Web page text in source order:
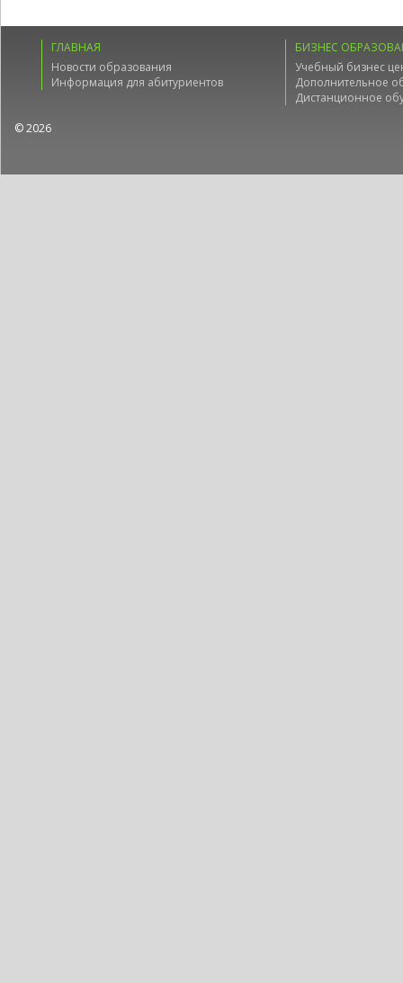
ГЛАВНАЯ
Новости образования
Информация для абитуриентов
БИЗНЕС
Учебный бизнес
Дополнительное
Дистанционное
© 2026